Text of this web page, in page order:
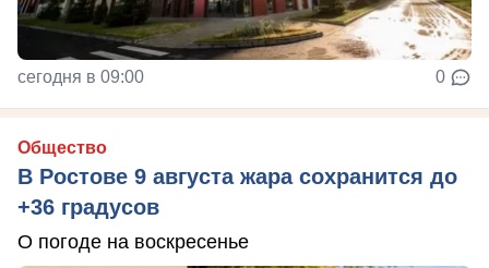
сегодня в 09:00 0
Общество
В Ростове 9 августа жара сохранится до
+36 градусов
О погоде на воскресенье